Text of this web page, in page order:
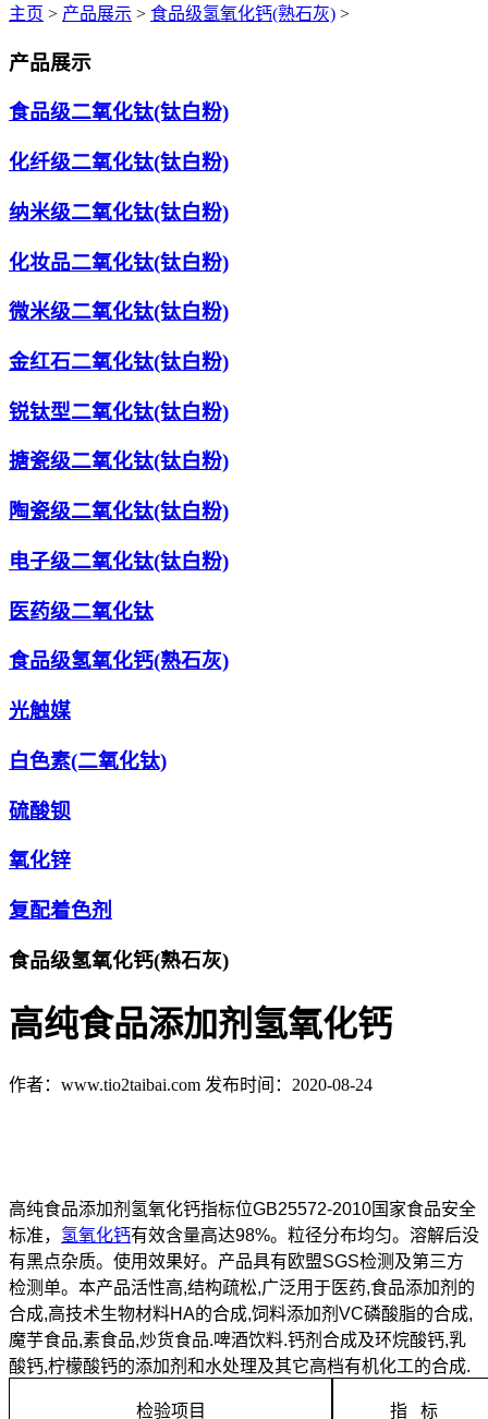
主页 > 产品展示 > 食品级氢氧化钙(熟石灰) >
产品展示
食品级二氧化钛(钛白粉)
化纤级二氧化钛(钛白粉)
纳米级二氧化钛(钛白粉)
化妆品二氧化钛(钛白粉)
微米级二氧化钛(钛白粉)
金红石二氧化钛(钛白粉)
锐钛型二氧化钛(钛白粉)
搪瓷级二氧化钛(钛白粉)
陶瓷级二氧化钛(钛白粉)
电子级二氧化钛(钛白粉)
医药级二氧化钛
食品级氢氧化钙(熟石灰)
光触媒
白色素(二氧化钛)
硫酸钡
氧化锌
复配着色剂
食品级氢氧化钙(熟石灰)
高纯食品添加剂氢氧化钙
作者：www.tio2taibai.com 发布时间：2020-08-24
高纯食品添加剂氢氧化钙指标位GB25572-2010国家食品安全
标准， 氢氧化钙有效含量高达98%。粒径分布均匀。溶解后没
有黑点杂质。使用效果好。产品具有欧盟SGS检测及第三方
检测单。本产品活性高,结构疏松,广泛用于医药,食品添加剂的
合成,高技术生物材料HA的合成,饲料添加剂 VC磷酸脂的合成,
魔芋食品,素食品,炒货食品.啤酒饮料.钙剂合成及环烷酸钙,乳
酸钙,柠檬酸钙的添加剂和水处理及其它高档有机化工的合成.
检验项目 指 标